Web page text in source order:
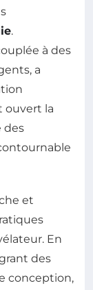
.
à des
a
ouvert la
des
et
En
des
conception,